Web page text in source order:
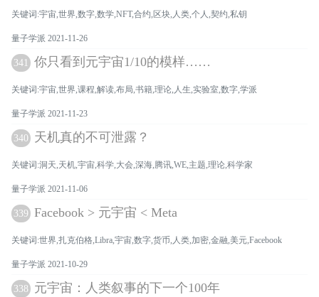
关键词:宇宙,世界,数字,数学,NFT,合约,区块,人类,个人,契约,私钥
量子学派 2021-11-26
341 你只看到元宇宙1/10的模样……
关键词:宇宙,世界,课程,解读,布局,书籍,理论,人生,实验室,数字,学派
量子学派 2021-11-23
340 天机真的不可泄露？
关键词:洞天,天机,宇宙,科学,大会,深海,腾讯,WE,主题,理论,科学家
量子学派 2021-11-06
339 Facebook > 元宇宙 < Meta
关键词:世界,扎克伯格,Libra,宇宙,数字,货币,人类,加密,金融,美元,Facebook
量子学派 2021-10-29
338 元宇宙：人类叙事的下一个100年